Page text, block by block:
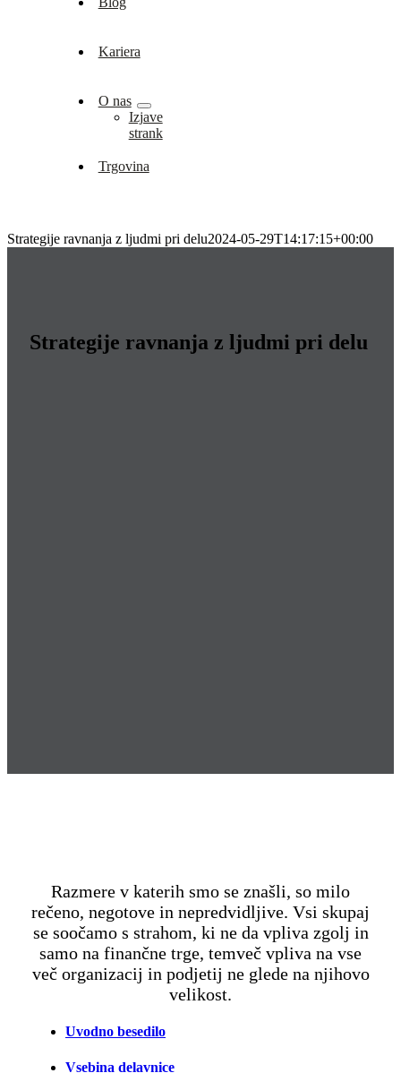
Kariera
O nas
Izjave
strank
Trgovina
Strategije ravnanja z ljudmi pri delu2024-05-29T14:17:15+00:00
Strategije ravnanja z ljudmi pri delu
Razmere v katerih smo se znašli, so milo
rečeno, negotove in nepredvidljive. Vsi skupaj
se soočamo s strahom, ki ne da vpliva zgolj in
samo na finančne trge, temveč vpliva na vse
več organizacij in podjetij ne glede na njihovo
velikost.
Uvodno besedilo
Vsebina delavnice